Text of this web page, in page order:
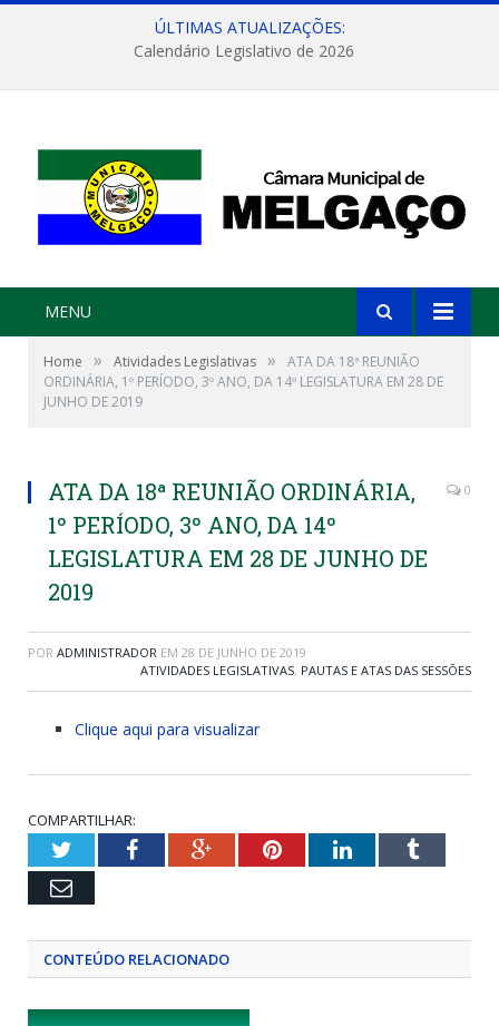
ÚLTIMAS ATUALIZAÇÕES:
Calendário Legislativo de 2026
MENU
Home » Atividades Legislativas »
ATA DA 18ª REUNIÃO
ORDINÁRIA, 1º PERÍODO, 3º ANO, DA 14º LEGISLATURA EM 28 DE
JUNHO DE 2019
ATA DA 18ª REUNIÃO ORDINÁRIA,
1º PERÍODO, 3º ANO, DA 14º
LEGISLATURA EM 28 DE JUNHO DE
2019
0
POR ADMINISTRADOR EM 28 DE JUNHO DE 2019
ATIVIDADES LEGISLATIVAS, PAUTAS E ATAS DAS SESSÕES
Clique aqui para visualizar
COMPARTILHAR:
TwitterFacebookGoogle+PinterestLinkedInTumblr
Email
CONTEÚDO RELACIONADO